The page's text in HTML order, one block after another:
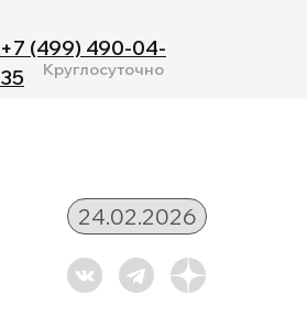
Круглосуточно
+7 (499) 490-04-
35
24.02.2026